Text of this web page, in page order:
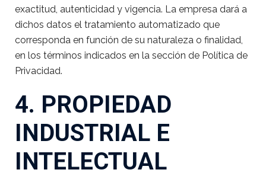
exactitud, autenticidad y vigencia. La empresa dará a
dichos datos el tratamiento automatizado que
corresponda en función de su naturaleza o finalidad,
en los términos indicados en la sección de Política de
Privacidad.
4. PROPIEDAD
INDUSTRIAL E
INTELECTUAL